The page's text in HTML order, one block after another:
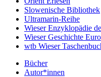
Slowenische Bibliothek
Ultramarin-Reihe
Wieser Enzyklopädie
Wieser Geschichte
wtb Wieser
Bücher
Autor*innen